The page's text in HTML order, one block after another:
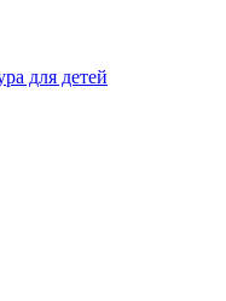
для детей